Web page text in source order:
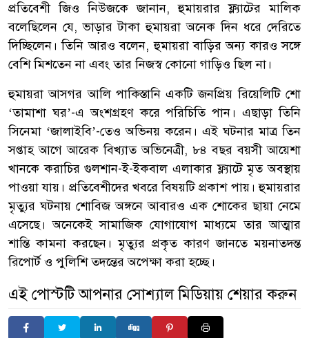
প্রতিবেশী জিও নিউজকে জানান, হুমায়রার ফ্ল্যাটের মালিক
বলেছিলেন যে, ভাড়ার টাকা হুমায়রা অনেক দিন ধরে দেরিতে
দিচ্ছিলেন। তিনি আরও বলেন, হুমায়রা বাড়ির অন্য কারও সঙ্গে
বেশি মিশতেন না এবং তার নিজস্ব কোনো গাড়িও ছিল না।
হুমায়রা আসগর আলি পাকিস্তানি একটি জনপ্রিয় রিয়েলিটি শো
‘তামাশা ঘর’-এ অংশগ্রহণ করে পরিচিতি পান। এছাড়া তিনি
সিনেমা ‘জালাইবি’-তেও অভিনয় করেন। এই ঘটনার মাত্র তিন
সপ্তাহ আগে আরেক বিখ্যাত অভিনেত্রী, ৮৪ বছর বয়সী আয়েশা
খানকে করাচির গুলশান-ই-ইকবাল এলাকার ফ্ল্যাটে মৃত অবস্থায়
পাওয়া যায়। প্রতিবেশীদের খবরে বিষয়টি প্রকাশ পায়। হুমায়রার
মৃত্যুর ঘটনায় শোবিজ অঙ্গনে আবারও এক শোকের ছায়া নেমে
এসেছে। অনেকেই সামাজিক যোগাযোগ মাধ্যমে তার আত্মার
শান্তি কামনা করছেন। মৃত্যুর প্রকৃত কারণ জানতে ময়নাতদন্ত
রিপোর্ট ও পুলিশি তদন্তের অপেক্ষা করা হচ্ছে।
এই পোস্টটি আপনার সোশ্যাল মিডিয়ায় শেয়ার করুন